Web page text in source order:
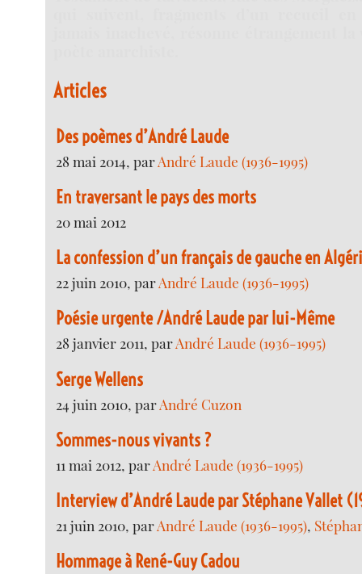
Articles
Des poèmes d’André Laude
28 mai 2014, parAndré Laude (1936-1995)
En traversant le pays des morts
20 mai 2012
La confession d’un français de gauche en
22 juin 2010, parAndré Laude (1936-1995)
Poésie urgente /André Laude par lui-Même
28 janvier 2011, parAndré Laude (1936-1995)
Serge Wellens
24 juin 2010, parAndré Cuzon
Sommes-nous vivants ?
11 mai 2012, parAndré Laude (1936-1995)
Interview d’André Laude par Stéphane Vallet
21 juin 2010, parAndré Laude (1936-1995),
Hommage à René-Guy Cadou